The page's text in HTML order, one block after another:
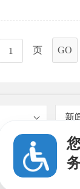
页 GO
新